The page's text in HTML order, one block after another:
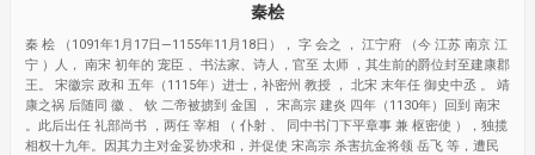
秦桧
秦 桧 （1091年1月17日—1155年11月18日）， 字 会之 ， 江宁府 （今 江苏 南京 江
宁 ）人， 南宋 初年的 宠臣 、书法家、诗人，官至 太师 ，其生前的爵位封至建康郡
王。 宋徽宗 政和 五年（1115年）进士，补密州 教授 ， 北宋 末年任 御史中丞 。 靖
康之祸 后随同 徽 、 钦 二帝被掳到 金国 ， 宋高宗 建炎 四年（1130年）回到 南宋
。此后出任 礼部尚书 ，两任 宰相 （ 仆射 、 同中书门下平章事 兼 枢密使 ），独揽
相权十九年。因其力主对金妥协求和，并促使 宋高宗 杀害抗金将领 岳飞 等，遭民